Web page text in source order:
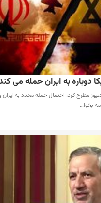
دوباره به ایران حمله می
مطرح کرد؛ احتمال حمله مجدد به ایران
بخوا…